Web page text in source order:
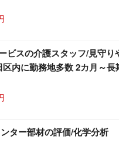
ビスの介護スタッフ/見守り
内に勤務地多数 2カ月～長
ター部材の評価/化学分析